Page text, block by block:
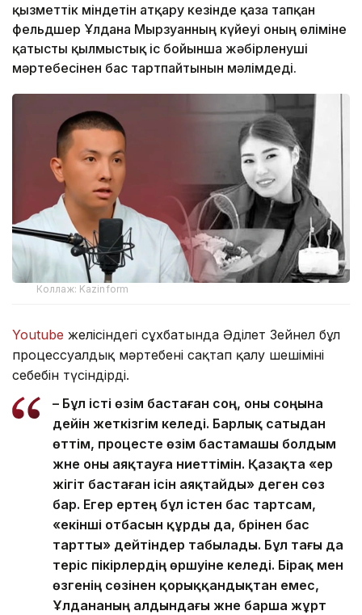
қызметтік міндетін атқару кезінде қаза тапқан
фельдшер Ұлдана Мырзуанның күйеуі оның өліміне
қатысты қылмыстық іс бойынша жәбірленуші
мәртебесінен бас тартпайтынын мәлімдеді.
Коллаж: Kazinform
Youtube желісіндегі сұхбатында Әділет Зейнел бұл
процессуалдық мәртебені сақтап қалу шешімінің
себебін түсіндірді.
– Бұл істі өзім бастаған соң, оны соңына
дейін жеткізгім келеді. Барлық сатыдан
өттім, процесте өзім бастамашы болдым
және оны аяқтауға ниеттімін. Қазақта «ер
жігіт бастаған ісін аяқтайды» деген сөз
бар. Егер ертең бұл істен бас тартсам,
«екінші отбасын құрды да, бәрінен бас
тартты» дейтіндер табылады. Бұл тағы да
теріс пікірлердің өршуіне әкеледі. Бірақ мен
өзгенің сөзінен қорыққандықтан емес,
Ұлдананың алдындағы және барша жұрт